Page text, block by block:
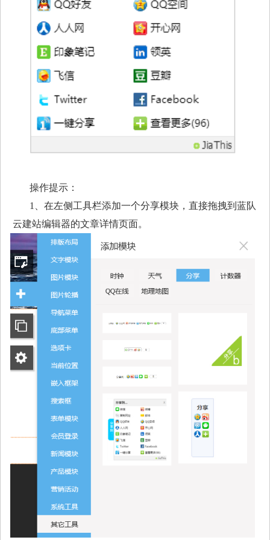
操作提示：
1、在左侧工具栏添加一个分享模块，直接拖拽到蓝队
云建站编辑器的文章详情页面。